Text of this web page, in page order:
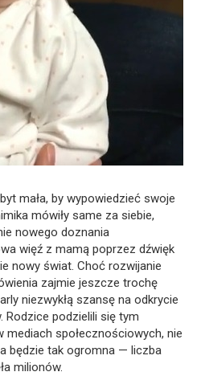
mała, by wypowiedzieć swoje
mówiły same za siebie,
nowego doznania
więź z mamą poprzez dźwięk
nowy świat. Choć rozwijanie
zajmie jeszcze trochę
niezwykłą szansę na odkrycie
Rodzice podzielili się tym
społecznościowych, nie
będzie tak ogromna — liczba
milionów.